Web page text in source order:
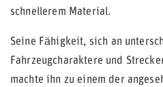
schnellerem Material.
Seine Fähigkeit, sich an
Fahrzeugcharaktere und
machte ihn zu einem der